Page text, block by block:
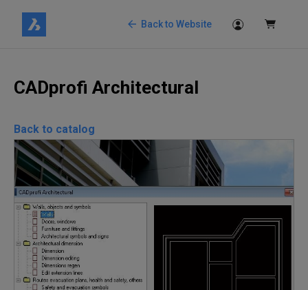
Back to Website
CADprofi Architectural
Back to catalog